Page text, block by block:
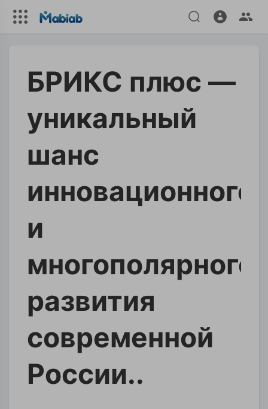
БРИКС плюс —
уникальный
шанс
инновационного
и
многополярного
развития
современной
России..